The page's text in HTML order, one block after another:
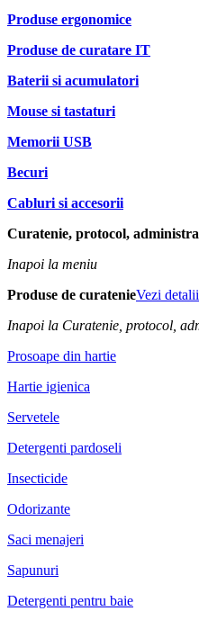
Produse ergonomice
Produse de curatare IT
Baterii si acumulatori
Mouse si tastaturi
Memorii USB
Becuri
Cabluri si accesorii
Curatenie, protocol,
Inapoi la meniu
Produse de curatenieVezi detalii
Inapoi la Curatenie, protocol,
Prosoape din hartie
Hartie igienica
Servetele
Detergenti pardoseli
Insecticide
Odorizante
Saci menajeri
Sapunuri
Detergenti pentru baie